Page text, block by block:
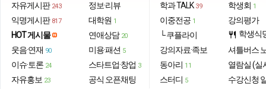
자유게시판 243
익명게시판 817
HOT 게시물
웃음·연재 90
이슈·토론 24
자유홍보 23
정보·리뷰
대학원 1
연애상담 20
미용·패션 5
스타트업·창업 3
공식 오픈채팅
학과 TALK 39
이중전공 1
└ 쿠플라이
강의자료·족보
동아리 11
스터디 5
학생회 1
강의평가
restaurant 학생식
셔틀버스
열람실 (실
수강신청